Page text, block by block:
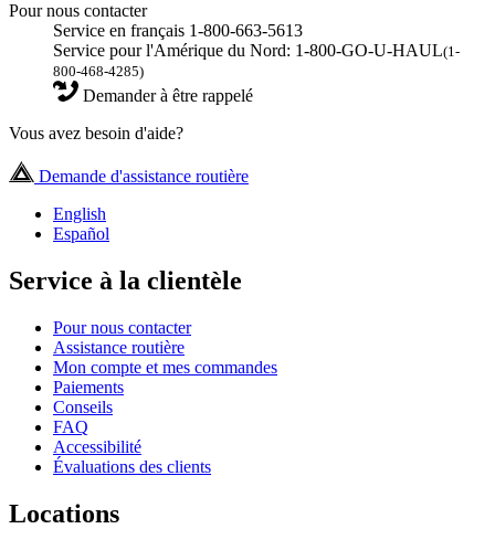
Pour nous contacter
Service en français 1-800-663-5613
Service pour l'Amérique du Nord: 1-800-GO-U-HAUL(1-
800-468-4285)
Demander à être rappelé
Vous avez besoin d'aide?
Demande d'assistance routière
English
Español
Service à la clientèle
Pour nous contacter
Assistance routière
Mon compte et mes commandes
Paiements
Conseils
FAQ
Accessibilité
Évaluations des clients
Locations